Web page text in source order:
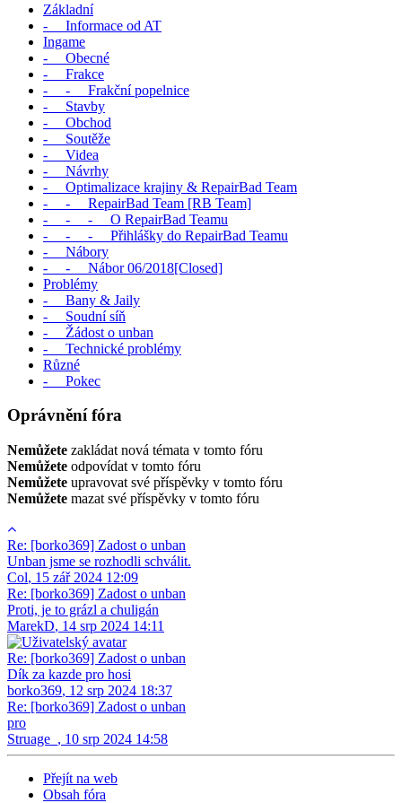
Základní
- Informace od AT
Ingame
- Obecné
- Frakce
- - Frakční popelnice
- Stavby
- Obchod
- Soutěže
- Videa
- Návrhy
- Optimalizace krajiny & RepairBad Team
- - RepairBad Team [RB Team]
- - - O RepairBad Teamu
- - - Přihlášky do RepairBad Teamu
- Nábory
- - Nábor 06/2018[Closed]
Problémy
- Bany & Jaily
- Soudní síň
- Žádost o unban
- Technické problémy
Různé
- Pokec
Oprávnění fóra
Nemůžete zakládat nová témata v tomto fóru
Nemůžete odpovídat v tomto fóru
Nemůžete upravovat své příspěvky v tomto fóru
Nemůžete mazat své příspěvky v tomto fóru
Re: [borko369] Zadost o unban
Unban jsme se rozhodli schválit.
Col, 15 zář 2024 12:09
Re: [borko369] Zadost o unban
Proti, je to grázl a chuligán
MarekD, 14 srp 2024 14:11
Re: [borko369] Zadost o unban
Dík za kazde pro hosi
borko369, 12 srp 2024 18:37
Re: [borko369] Zadost o unban
pro
Struage_ , 10 srp 2024 14:58
Přejít na web
Obsah fóra